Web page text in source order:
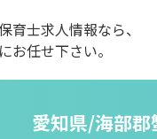
育士求人情報なら、
お任せ下さい。
愛知県/海部郡